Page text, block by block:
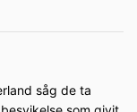
såg de ta